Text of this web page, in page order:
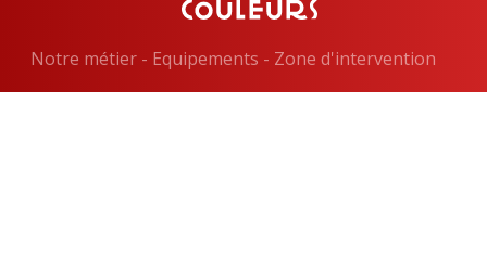
Notre métier- Equipements - Zone d'intervention